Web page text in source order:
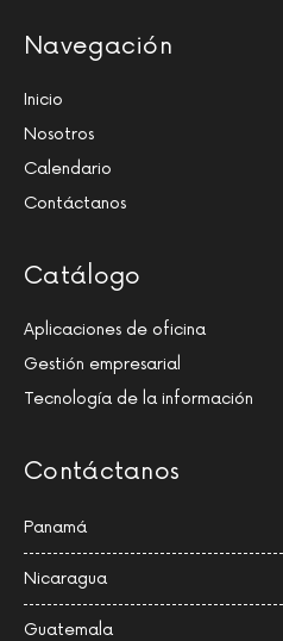
Navegación
Inicio
Nosotros
Calendario
Contáctanos
Catálogo
Aplicaciones de oficina
Gestión empresarial
Tecnología de la información
Contáctanos
Panamá
Nicaragua
Guatemala